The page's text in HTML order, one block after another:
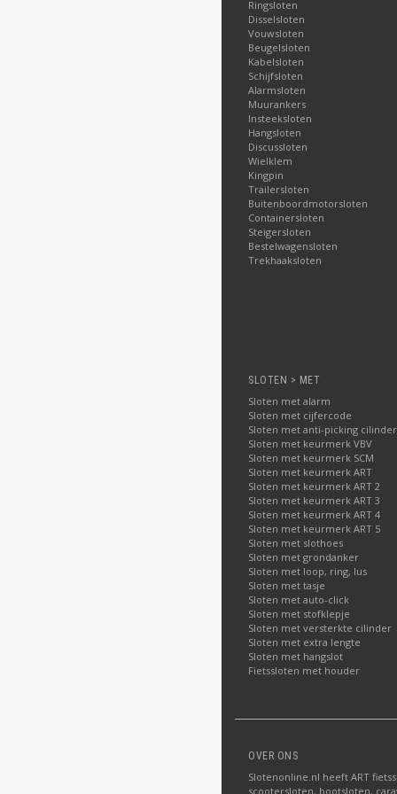
Ringsloten
Disselsloten
Vouwsloten
Beugelsloten
Kabelsloten
Schijfsloten
Alarmsloten
Muurankers
Insteeksloten
Hangsloten
Discussloten
Wielklem
Kingpin
Trailersloten
Buitenboordmotorsloten
Containersloten
Steigersloten
Bestelwagensloten
Trekhaaksloten
SLOTEN > MET
Sloten met alarm
Sloten met cijfercode
Sloten met anti-picking cilinder
Sloten met keurmerk VBV
Sloten met keurmerk SCM
Sloten met keurmerk ART
Sloten met keurmerk ART 2
Sloten met keurmerk ART 3
Sloten met keurmerk ART 4
Sloten met keurmerk ART 5
Sloten met slothoes
Sloten met grondanker
Sloten met loop, ring, lus
Sloten met tasje
Sloten met auto-click
Sloten met stofklepje
Sloten met versterkte cilinder
Sloten met extra lengte
Sloten met hangslot
Fietssloten met houder
OVER ONS
Slotenonline.nl heeft ART
scootersloten, bootsloten,